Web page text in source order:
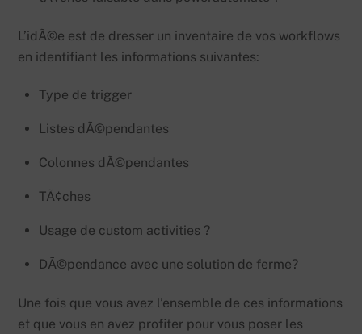
L’idÃ©e est de dresser un inventaire de vos workflows
en identifiant les informations suivantes:
Type de trigger
Listes dÃ©pendantes
Colonnes dÃ©pendantes
TÃ¢ches
Usage de custom activities ?
DÃ©pendance avec une solution de ferme?
Une fois que vous avez l’ensemble de ces informations
et que vous en avez profiter pour vous poser les